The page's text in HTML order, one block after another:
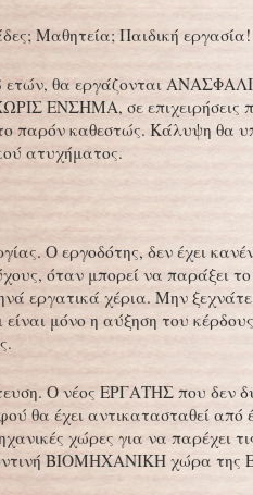
Μαθητεία; Παιδική
ετών, θα εργάζονται
ΕΝΣΗΜΑ, σε επιχειρήσεις
παρόν καθεστώς. Κάλυψη θα
ατυχήματος.
Ο εργοδότης, δεν έχει
όταν μπορεί να παράξει το
εργατικά χέρια. Μην ξεχνάτε
είναι μόνο η αύξηση του
Ο νέος ΕΡΓΑΤΗΣ που δεν
θα έχει αντικατασταθεί από
χώρες για να παρέχει
ΒΙΟΜΗΧΑΝΙΚΗ χώρα της